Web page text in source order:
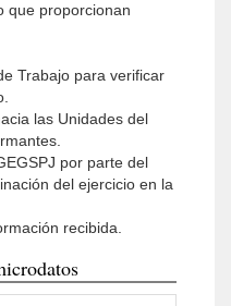
que proporcionan
Trabajo para verificar
las Unidades del
por parte del
del ejercicio en la
recibida.